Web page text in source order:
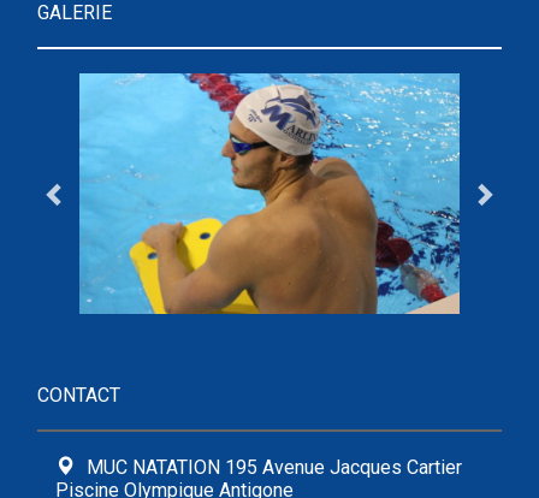
GALERIE
CONTACT
MUC NATATION 195 Avenue Jacques Cartier
Piscine Olympique Antigone